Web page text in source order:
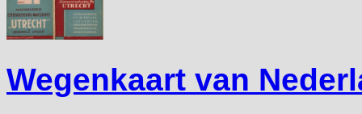
Wegenkaart van